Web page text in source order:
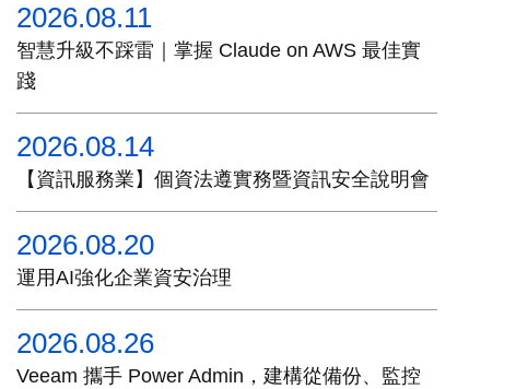
2026.08.11
智慧升級不踩雷｜掌握 Claude on AWS 最佳實
踐
2026.08.14
【資訊服務業】個資法遵實務暨資訊安全說明會
2026.08.20
運用AI強化企業資安治理
2026.08.26
Veeam 攜手 Power Admin，建構從備份、監控